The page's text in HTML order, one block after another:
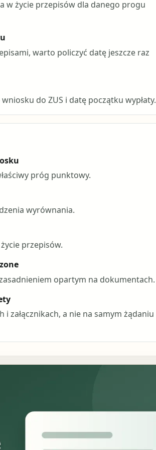
w życie przepisów dla danego progu
warto policzyć datę jeszcze raz
do ZUS i datę początku wypłaty.
próg punktowy.
wyrównania.
przepisów.
opartym na dokumentach.
załącznikach, a nie na samym żądaniu